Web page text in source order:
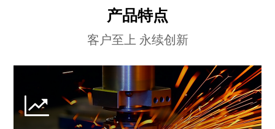
产品特点
客户至上 永续创新